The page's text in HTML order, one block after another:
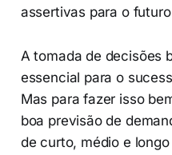
assertivas para o
A tomada de decisões
essencial para o
Mas para fazer isso
boa previsão de
de curto, médio e